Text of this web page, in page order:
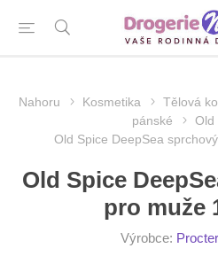
Nahoru Kosmetika Tělová
pánské
Old
Old Spice DeepSea
Old Spice
pro muže
Výrobce: